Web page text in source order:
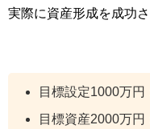
実際に資産形成を成功
目標設定1000万
目標資産2000万